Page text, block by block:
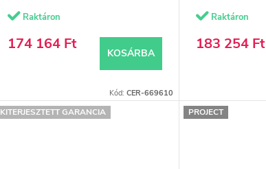
Raktáron
174 164 Ft
KOSÁRBA
Kód:CER-669610
Raktáron
183 254 Ft
KITERJESZTETT GARANCIA PROJECT